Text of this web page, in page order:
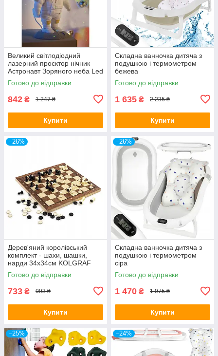
Великий світлодіодний
лазерний проєктор нічник
Астронавт Зоряного неба Led
Готово до відправки
842 ₴ 1 247 ₴
Купити
Складна ванночка дитяча з
подушкою і термометром
бежева
Готово до відправки
1 635 ₴ 2 235 ₴
Купити
–26%
Дерев'яний королівський
комплект - шахи, шашки,
нарди 34x34см KOLGRAF
Готово до відправки
733 ₴ 993 ₴
Купити
–26%
Складна ванночка дитяча з
подушкою і термометром
сіра
Готово до відправки
1 470 ₴ 1 975 ₴
Купити
–25% –24%